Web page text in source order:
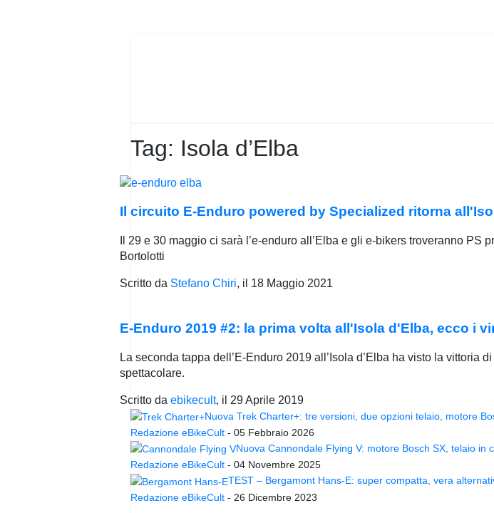
Tag: Isola d’Elba
Il circuito E-Enduro powered by Specialized ritorna
Il 29 e 30 maggio ci sarà l’e-enduro all’Elba e gli e-bikers troveranno
Bortolotti
Scritto da Stefano Chiri, il 18 Maggio 2021
E-Enduro 2019 #2: la prima volta all'Isola d'Elba, ecco i
La seconda tappa dell’E-Enduro 2019 all’Isola d’Elba ha visto la
spettacolare.
Scritto da ebikecult, il 29 Aprile 2019
Nuova Trek Charter+: tre versioni, due opzioni telaio, motore
Redazione eBikeCult - 05 Febbraio 2026
Nuova Cannondale Flying V: motore Bosch SX, telaio in
Redazione eBikeCult - 04 Novembre 2025
TEST – Bergamont Hans-E: super compatta, vera
Redazione eBikeCult - 26 Dicembre 2023